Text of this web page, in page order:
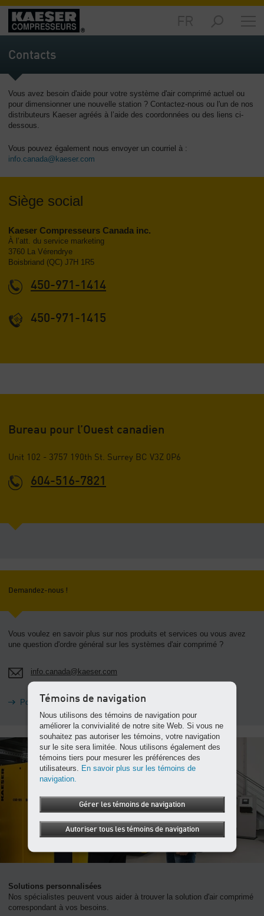
Produits
et
solutions
-
Services
-
Ressources
Sommaire
-
Sommaire
Contacts
Vous avez besoin d'aide pour votre système d'air comprimé actuel ou
pour dimensionner une nouvelle station ? Contactez-nous ou l'un de nos
distributeurs Kaeser agréés à l’aide des coordonnées ou des liens ci-
dessous.
Vous pouvez également nous envoyer un courriel à :
info.canada@kaeser.com
Siège social
Kaeser Compresseurs Canada inc.
À l’att. du service marketing
3760 La Vérendrye
Boisbriand (QC) J7H 1R5
450-971-1414
450-971-1415
Bureau pour l’Ouest canadien
Unit 102 - 3757 190th St. Surrey BC V3Z 0P6
604-516-7821
Demandez-nous !
Vous voulez en savoir plus sur nos produits et services ou vous avez
une question d'ordre général sur les systèmes d'air comprimé ?
info.canada@kaeser.com
Poser une question
Solutions personnalisées
Nos spécialistes peuvent vous aider à trouver la solution d'air comprimé
correspondant à vos besoins.
Témoins de navigation
Nous utilisons des témoins de navigation pour
améliorer la convivialité de notre site Web. Si vous ne
souhaitez pas autoriser les témoins, votre navigation
sur le site sera limitée. Nous utilisons également des
témoins tiers pour mesurer les préférences des
utilisateurs. En savoir plus sur les témoins de
navigation.
Gérer les témoins de navigation
Autoriser tous les témoins de navigation